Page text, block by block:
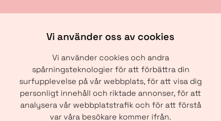
Vi använder oss av cookies
Vi använder cookies och andra
spårningsteknologier för att förbättra din
surfupplevelse på vår webbplats, för att visa dig
personligt innehåll och riktade annonser, för att
analysera vår webbplatstrafik och för att förstå
var våra besökare kommer ifrån.
SKICKA